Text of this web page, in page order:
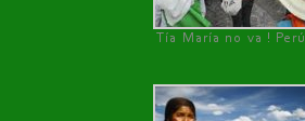
Tía María no va ! Perú